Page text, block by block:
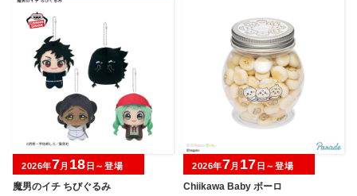
魔男のイチ ちびぐるみ
2026年7月 18 日～登場
Chiikawa Baby ボーロ
2026年7月 17 日～登場